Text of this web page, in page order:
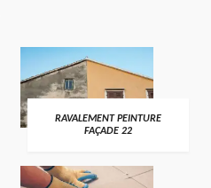
RAVALEMENT PEINTURE
FAÇADE 22